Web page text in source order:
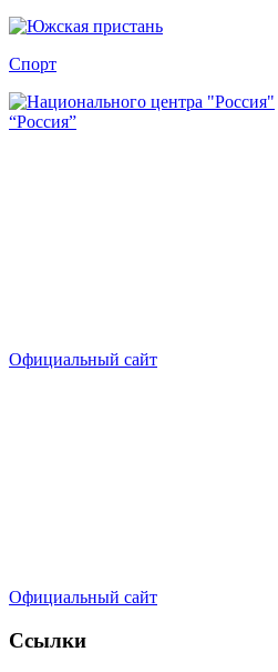
Спорт
“Россия”
Официальный сайт
Официальный сайт
Ссылки